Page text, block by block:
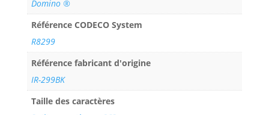
Domino ®
Référence CODECO System
R8299
Référence fabricant d'origine
IR-299BK
Taille des caractères